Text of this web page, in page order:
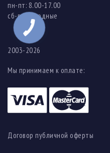
пн-пт: 8.00-17.00
cб-вс: выходные
2003-2026
Мы принимаем к оплате:
Договор публичной оферты